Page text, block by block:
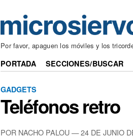
Por favor, apaguen los móviles y los
PORTADA SECCIONES/BUSCAR
GADGETS
Teléfonos retro
POR NACHO PALOU — 24 DE JUNIO